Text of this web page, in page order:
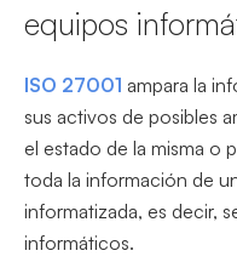
equipos
ISO 27001 ampara la
sus activos de posibles
el estado de la misma o
toda la información de
informatizada, es decir,
informáticos.